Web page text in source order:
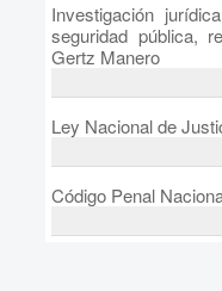
Investigación
seguridad pública,
Gertz Manero
Ley Nacional de
Código Penal